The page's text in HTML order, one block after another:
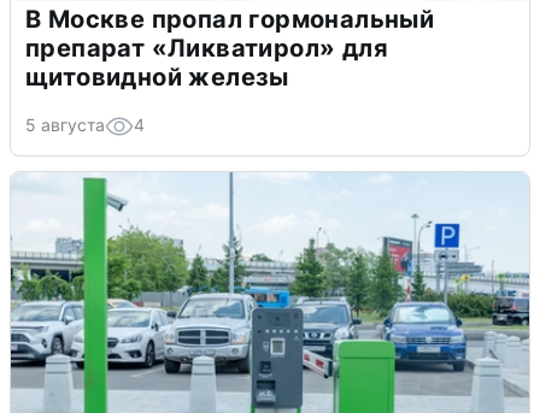
В Москве пропал гормональный
препарат «Ликватирол» для
щитовидной железы
5 августа 4